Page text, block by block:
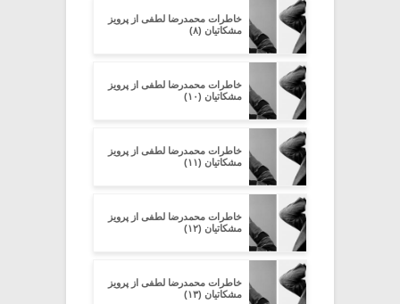
خاطرات محمدرضا لطفی از پرویز
مشکاتیان (۸)
خاطرات محمدرضا لطفی از پرویز
مشکاتیان (۱۰)
خاطرات محمدرضا لطفی از پرویز
مشکاتیان (۱۱)
خاطرات محمدرضا لطفی از پرویز
مشکاتیان (۱۲)
خاطرات محمدرضا لطفی از پرویز
مشکاتیان (۱۳)